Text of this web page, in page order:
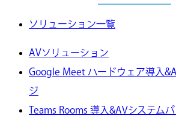
ソリューション一覧
AVソリューション
Google Meet ハードウェア導入
ジ
Teams Rooms 導入&AVシステム